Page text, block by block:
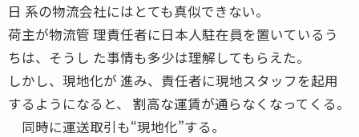
日 系の物流会社にはとても真似できない。
荷主が物流管 理責任者に日本人駐在員を置いているう
ちは、そうし た事情も多少は理解してもらえた。
しかし、現地化が 進み、責任者に現地スタッフを起用
するようになると、 割高な運賃が通らなくなってくる。
同時に運送取引も“現地化”する。